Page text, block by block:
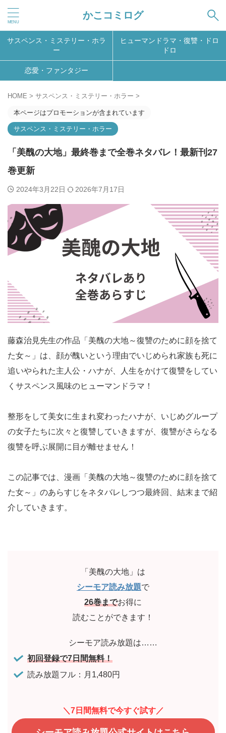
かこコミログ
サスペンス・ミステリー・ホラ
ー
ヒューマンドラマ・復讐・ドロ
ドロ
恋愛・ファンタジー
HOME > サスペンス・ミステリー・ホラー >
本ページはプロモーションが含まれています
サスペンス・ミステリー・ホラー
「美醜の大地」最終巻まで全巻ネタバレ！最新刊27
巻更新
2024年3月22日 2026年7月17日
藤森治見先生の作品「美醜の大地～復讐のために顔を捨て
た女～」は、顔が醜いという理由でいじめられ家族も死に
追いやられた主人公・ハナが、人生をかけて復讐をしてい
くサスペンス風味のヒューマンドラマ！
整形をして美女に生まれ変わったハナが、いじめグループ
の女子たちに次々と復讐していきますが、復讐がさらなる
復讐を呼ぶ展開に目が離せません！
この記事では、漫画「美醜の大地～復讐のために顔を捨て
た女～」のあらすじをネタバレしつつ最終回、結末まで紹
介していきます。
「美醜の大地」は
シーモア読み放題で
26巻までお得に
読むことができます！
シーモア読み放題は……
初回登録で7日間無料！
読み放題フル：月1,480円
＼7日間無料で今すぐ試す／